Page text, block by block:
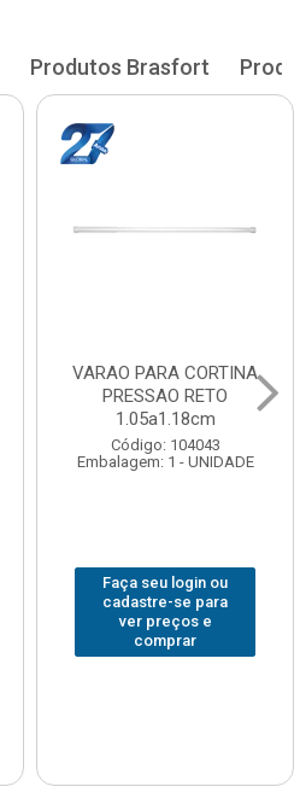
Produtos Brasfort
VARAO PARA CORTINA
PRESSAO RETO
1.05a1.18cm
Código: 104043
Embalagem: 1 - UNIDADE
Faça seu login ou
cadastre-se para
ver preços e
comprar